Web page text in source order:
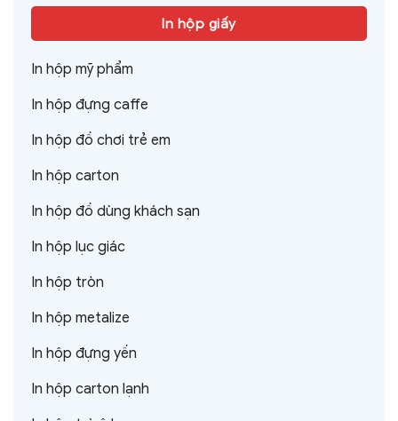
In hộp giấy
In hộp mỹ phẩm
In hộp đựng caffe
In hộp đồ chơi trẻ em
In hộp carton
In hộp đồ dùng khách sạn
In hộp lục giác
In hộp tròn
In hộp metalize
In hộp đựng yến
In hộp carton lạnh